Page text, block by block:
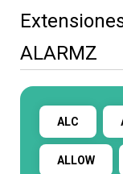
ALARMZ
ALC
ALLOW